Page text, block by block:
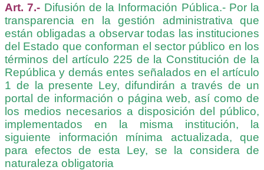
Art. 7.- Difusión de la Información Pública.- Por la
transparencia en la gestión administrativa que
están obligadas a observar todas las instituciones
del Estado que conforman el sector público en los
términos del artículo 225 de la Constitución de la
República y demás entes señalados en el artículo
1 de la presente Ley, difundirán a través de un
portal de información o página web, así como de
los medios necesarios a disposición del público,
implementados en la misma institución, la
siguiente información mínima actualizada, que
para efectos de esta Ley, se la considera de
naturaleza obligatoria